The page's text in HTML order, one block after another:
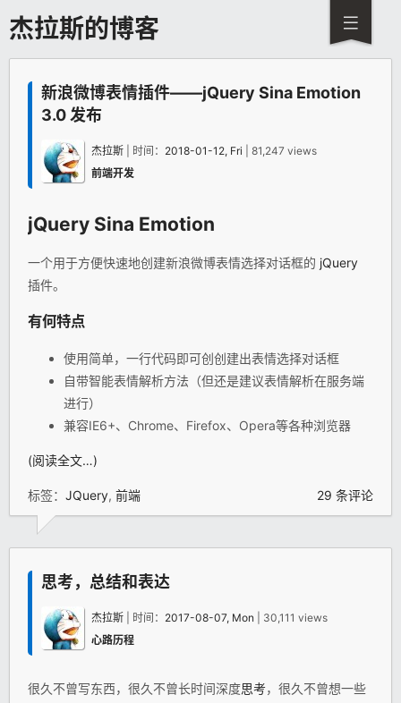
杰拉斯的博客
新浪微博表情插件——jQuery Sina Emotion
3.0 发布
杰拉斯 | 时间： 2018-01-12, Fri | 81,247 views
前端开发
jQuery Sina Emotion
一个用于方便快速地创建新浪微博表情选择对话框的 jQuery
插件。
有何特点
使用简单，一行代码即可创创建出表情选择对话框
自带智能表情解析方法（但还是建议表情解析在服务端
进行）
兼容IE6+、Chrome、Firefox、Opera等各种浏览器
(阅读全文…)
标签： JQuery, 前端 29 条评论
思考，总结和表达
杰拉斯 | 时间： 2017-08-07, Mon | 30,111 views
心路历程
很久不曾写东西，很久不曾长时间深度思考，很久不曾想一些